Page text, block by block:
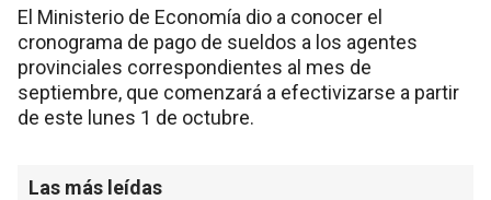
El Ministerio de Economía dio a conocer el
cronograma de pago de sueldos a los agentes
provinciales correspondientes al mes de
septiembre, que comenzará a efectivizarse a partir
de este lunes 1 de octubre.
Las más leídas